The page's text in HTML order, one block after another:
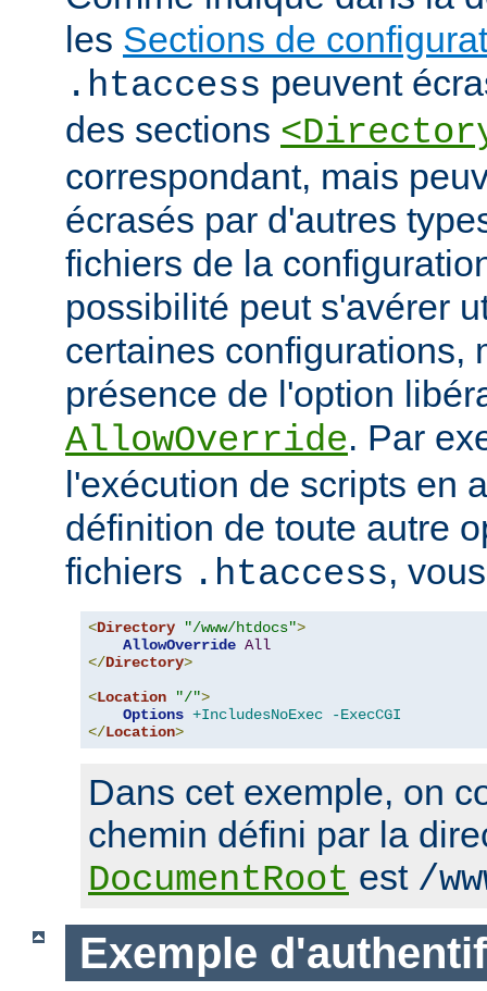
les Sections de
.htaccess peuvent
des sections
correspondant, mais
écrasés par d'autres
fichiers de la
possibilité peut s'avérer
certaines configurations,
présence de l'option
AllowOverride. Par
l'exécution de scripts en
définition de toute autre
fichiers .htaccess,
<Directory "/www/htdocs">
AllowOverride All
</Directory>
<Location "/">
Options +IncludesNoExec
-ExecCGI
</Location>
Dans cet exemple, on
chemin défini par la
DocumentRoot est /
Exemple